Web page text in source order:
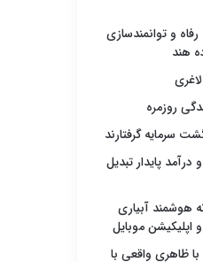
و توانمندسازی
هند
روزمره
سرمایه گرفتارند
پایدار تبدیل
هوشمند آبیاری
موبایل
ظاهری واقعی با